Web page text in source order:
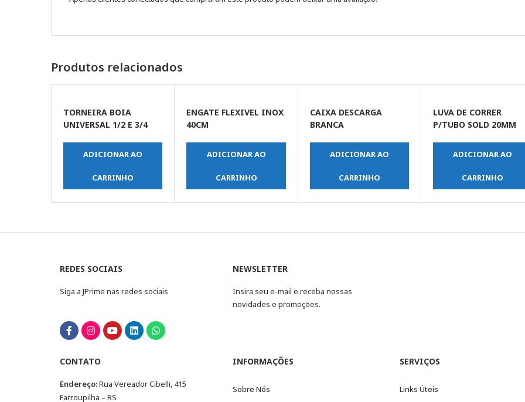
Produtos relacionados
TORNEIRA BOIA
UNIVERSAL 1/2 E 3/4
ADICIONAR AO
CARRINHO
ENGATE FLEXIVEL INOX
40CM
ADICIONAR AO
CARRINHO
CAIXA DESCARGA
BRANCA
ADICIONAR AO
CARRINHO
LUVA DE CORRER
P/TUBO SOLD 20MM
ADICIONAR AO
CARRINHO
REDES SOCIAIS
Siga a JPrime nas redes sociais
NEWSLETTER
Insira seu e-mail e receba nossas
novidades e promoções.
CONTATO
Endereço:Rua Vereador Cibelli, 415
Farroupilha – RS
INFORMAÇÕES
Sobre Nós
SERVIÇOS
Links Úteis